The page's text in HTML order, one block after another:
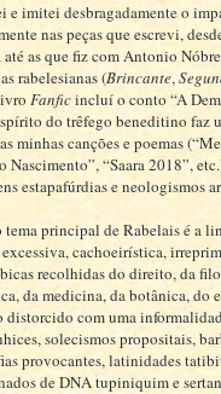
e imitei desbragadamente o
nas peças que escrevi,
as que fiz com Antonio
rabelesianas (Brincante,
Fanficincluí o conto “A
do trêfego beneditino faz
minhas canções e poemas
Nascimento”, “Saara 2018”,
estapafúrdias e neologismos
tema principal de Rabelais é a
cachoeirística,
recolhidas do direito, da
da medicina, da botânica, do
distorcido com uma
solecismos propositais,
provocantes, latinidades
de DNA tupiniquim e